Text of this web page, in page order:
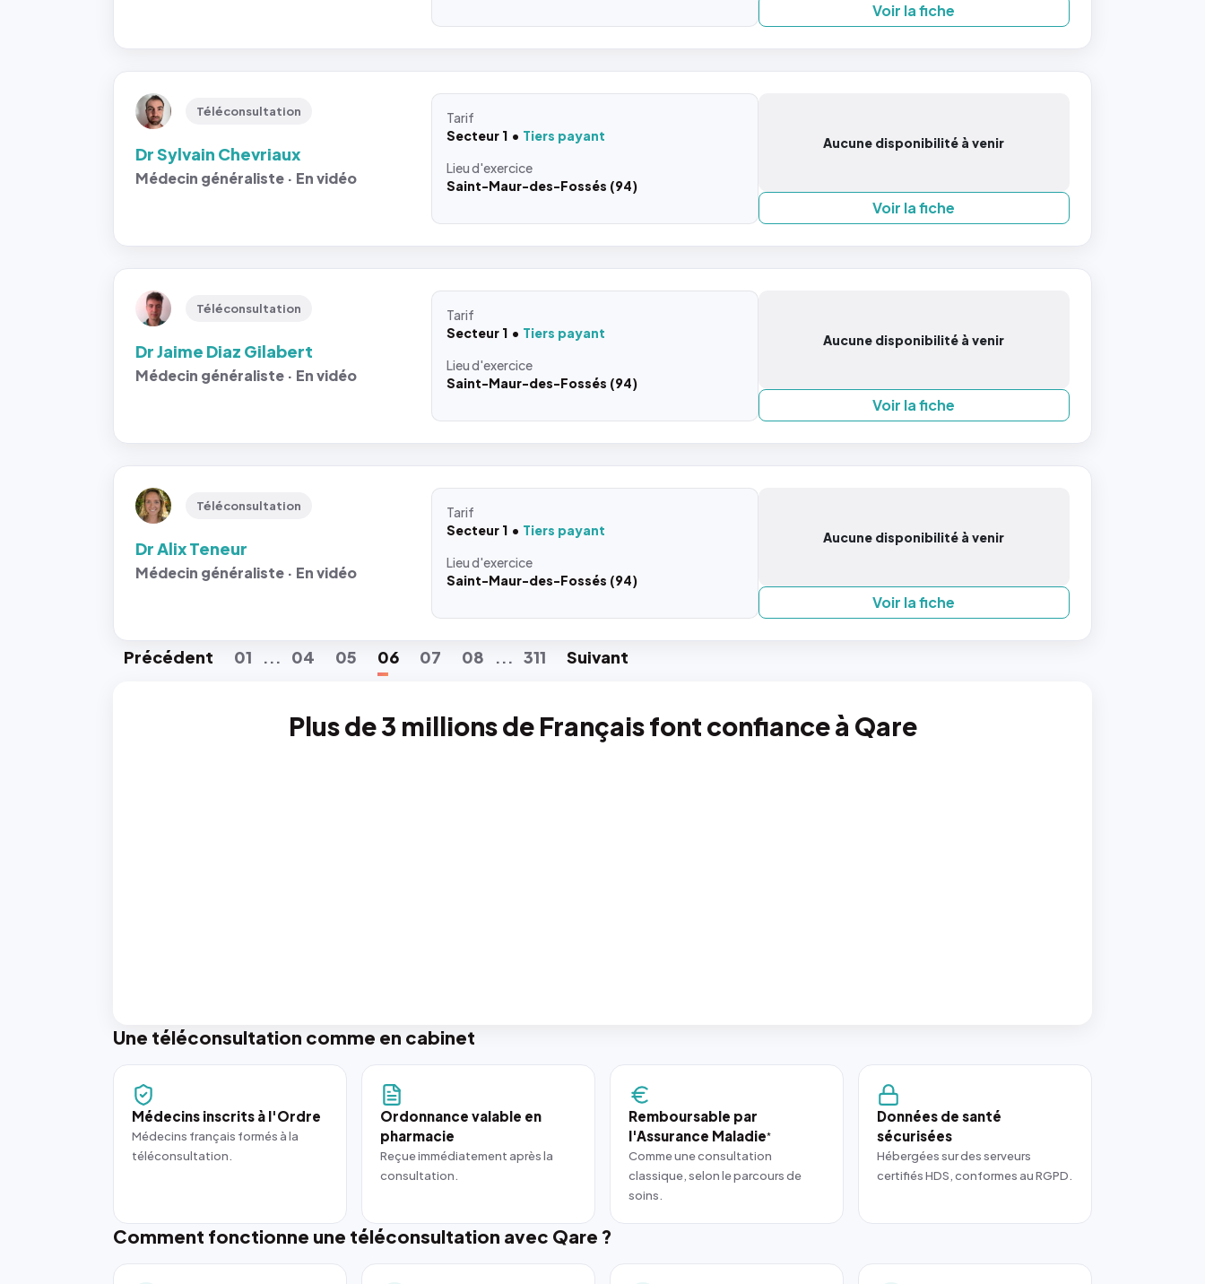
Voir la fiche
Téléconsultation
Dr Sylvain Chevriaux
Médecin généraliste · En vidéo
Tarif
Secteur 1
Tiers payant
Lieud'exercice
Saint-Maur-des-Fossés (94)
Aucune disponibilité à venir
Voir la fiche
Téléconsultation
Dr Jaime Diaz Gilabert
Médecin généraliste · En vidéo
Tarif
Secteur 1
Tiers payant
Lieud'exercice
Saint-Maur-des-Fossés (94)
Aucune disponibilité à venir
Voir la fiche
Téléconsultation
Dr Alix Teneur
Médecin généraliste · En vidéo
Tarif
Secteur 1
Tiers payant
Lieud'exercice
Saint-Maur-des-Fossés (94)
Aucune disponibilité à venir
Voir la fiche
Précédent 01 ... 04 05 06 07 08 ... 311 Suivant
Plus de 3 millions de Français font confiance à Qare
Une téléconsultation comme en cabinet
Médecins inscrits à l'Ordre
Médecins français formés à la
téléconsultation.
Ordonnance valable en
pharmacie
Reçue immédiatement après la
consultation.
Remboursable par
l'Assurance Maladie*
Comme une consultation
classique, selon le parcours de
soins.
Données de santé
sécurisées
Hébergées sur des serveurs
certifiés HDS, conformes au RGPD.
Comment fonctionne une téléconsultation avec Qare ?